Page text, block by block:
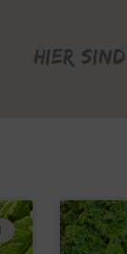
Hier